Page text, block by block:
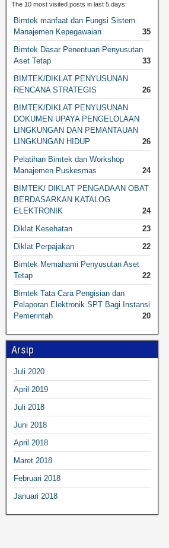
The 10 most visited posts in last 5 days:
Bimtek manfaat dan Fungsi Sistem
Manajemen Kepegawaian
35
Bimtek Dasar Penentuan Penyusutan
Aset Tetap
33
BIMTEK/DIKLAT PENYUSUNAN
RENCANA STRATEGIS
26
BIMTEK/DIKLAT PENYUSUNAN
DOKUMEN UPAYA PENGELOLAAN
LINGKUNGAN DAN PEMANTAUAN
LINGKUNGAN HIDUP
26
Pelatihan Bimtek dan Workshop
Manajemen Puskesmas
24
BIMTEK/ DIKLAT PENGADAAN OBAT
BERDASARKAN KATALOG
ELEKTRONIK
24
Diklat Kesehatan
23
Diklat Perpajakan
22
Bimtek Memahami Penyusutan Aset
Tetap
22
Bimtek Tata Cara Pengisian dan
Pelaporan Elektronik SPT Bagi Instansi
Pemerintah
20
Arsip
Juli 2020
April 2019
Juli 2018
Juni 2018
April 2018
Maret 2018
Februari 2018
Januari 2018